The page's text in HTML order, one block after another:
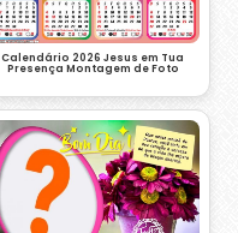
Calendário 2026 Jesus em Tua
Presença Montagem de Foto